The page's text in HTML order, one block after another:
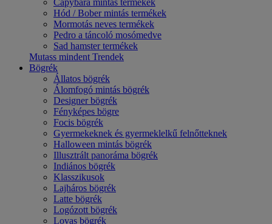
Capybara mintás termékek
Hód / Bober mintás termékek
Mormotás neves termékek
Pedro a táncoló mosómedve
Sad hamster termékek
Mutass mindent Trendek
Bögrék
Állatos bögrék
Álomfogó mintás bögrék
Designer bögrék
Fényképes bögre
Focis bögrék
Gyermekeknek és gyermeklelkű felnőtteknek
Halloween mintás bögrék
Illusztrált panoráma bögrék
Indiános bögrék
Klasszikusok
Lajháros bögrék
Latte bögrék
Logózott bögrék
Lovas bögrék